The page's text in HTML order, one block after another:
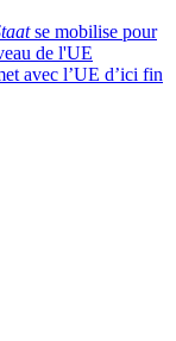
se mobilise pour
de l'UE
avec l’UE d’ici fin